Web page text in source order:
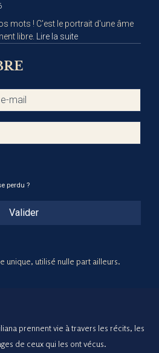
mots ! C'est le portrait d'une âme
libre. Lire la suite
perdu ?
Valider
unique, utilisé nulle part ailleurs.
prennent vie à travers les récits, les
de ceux qui les ont vécus.